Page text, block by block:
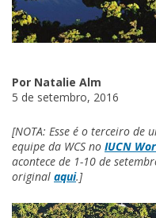
Por Natalie Alm
5 de setembro, 2016
[NOTA: Esse é o terceiro de
equipe da WCS no IUCN
acontece de 1-10 de
original aqui.]